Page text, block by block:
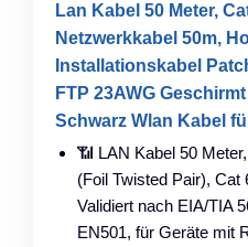
Lan Kabel 50 Meter,
Netzwerkkabel 50m,
Installationskabel
FTP 23AWG
Schwarz Wlan Kabel
📶 LAN Kabel 50
(Foil Twisted Pair), Cat
Validiert nach EIA/TIA
EN501, für Geräte mit